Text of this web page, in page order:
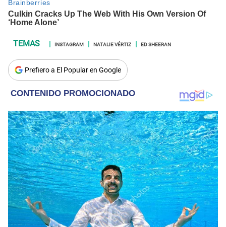
INSTAGRAM NATALIE VÉRTIZ ED SHEERAN
Prefiero a El Popular en Google